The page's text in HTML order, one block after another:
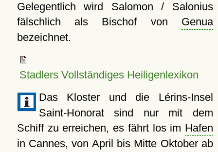
Gelegentlich wird Salomon / Salonius
fälschlich als Bischof von Genua
bezeichnet.
Stadlers Vollständiges Heiligenlexikon
Das Kloster und die Lérins-Insel
Saint-Honorat sind nur mit dem
Schiff zu erreichen, es fährt los im Hafen
in Cannes, von April bis Mitte Oktober ab